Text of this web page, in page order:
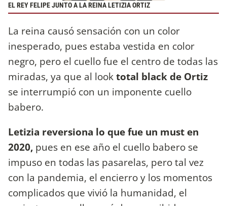
EL REY FELIPE JUNTO A LA REINA LETIZIA ORTIZ
La reina causó sensación con un color
inesperado, pues estaba vestida en color
negro, pero el cuello fue el centro de todas las
miradas, ya que al looktotal black de Ortiz
se interrumpió con un imponente cuello
babero.
Letizia reversiona lo que fue un must en
2020, pues en ese año el cuello babero se
impuso en todas las pasarelas, pero tal vez
con la pandemia, el encierro y los momentos
complicados que vivió la humanidad, el